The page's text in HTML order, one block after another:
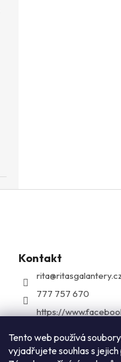
Tento web používá
vyjadřujete souhlas s jejich
Kontakt
rita@
777 757 670
https://
ritasgalantery